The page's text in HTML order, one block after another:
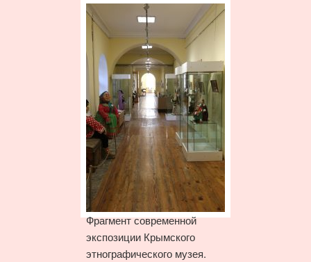
Фрагмент современной
экспозиции Крымского
этнографического музея.